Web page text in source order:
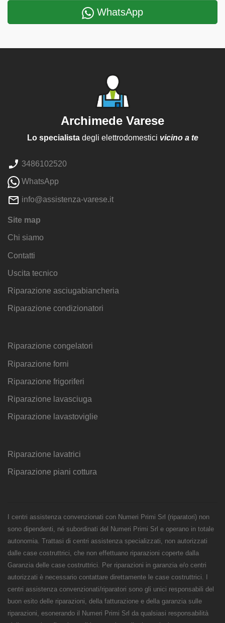
WhatsApp
Archimede Varese
Lo specialistadegli elettrodomestici vicino a te
3486102520
WhatsApp
info@assistenza-varese.it
Site map
Chi siamo
Contatti
Uscita tecnico
Riparazione asciugabiancheria
Riparazione condizionatori
Riparazione congelatori
Riparazione forni
Riparazione frigoriferi
Riparazione lavasciuga
Riparazione lavastoviglie
Riparazione lavatrici
Riparazione piani cottura
I centri assistenza convenzionati con Numeri Primi Srl (riparatori) non
sono dipendenti, né subordinati del Numeri Primi Srl e operano in totale
autonomia. Trattasi di centri assistenza specializzati, non autorizzati
dalle case costruttrici, che non effettuano riparazioni coperte dalla
Garanzia delle case costruttrici. Per riparazioni in garanzia e/o centri
autorizzati è necessario contattare direttamente le case costruttrici. I
centri assistenza convenzionati/riparatori sono gli unici responsabili del
buon esito delle riparazioni, della fatturazione e della garanzia sulle
riparazioni, esonerando il Numeri Primi Srl da qualsiasi responsabilità